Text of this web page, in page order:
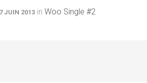
7 JUIN 2013 in Woo Single #2